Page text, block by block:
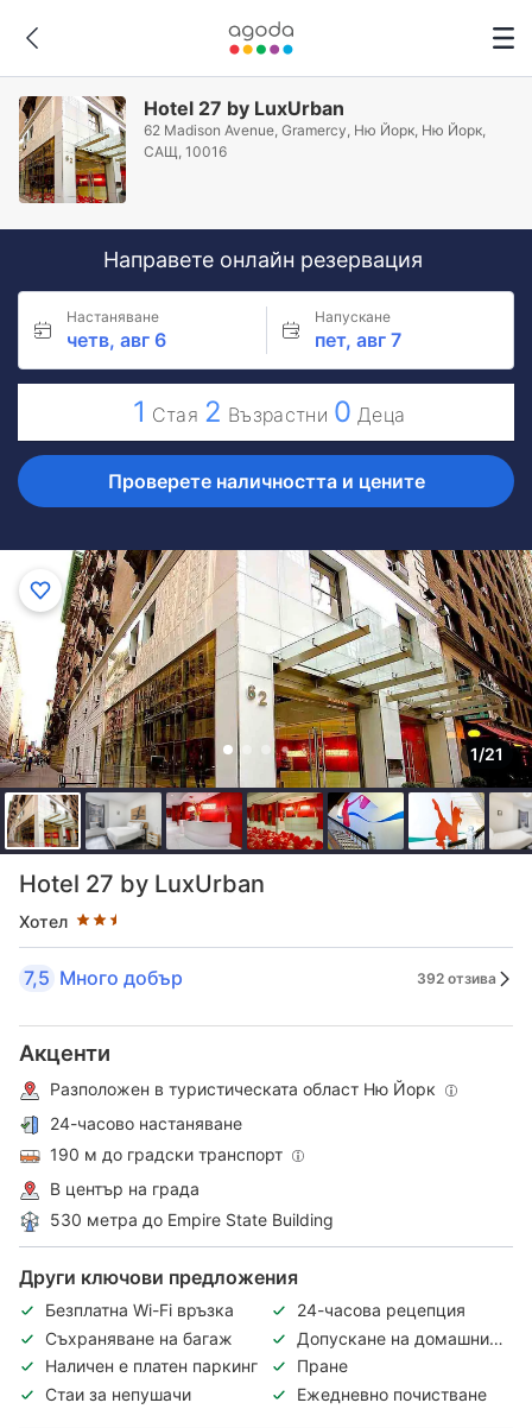
Hotel 27 by LuxUrban
62 Madison Avenue, Gramercy, Ню Йорк, Ню Йорк,
САЩ, 10016
Направете онлайн резервация
Настаняване
четв, авг 6
Напускане
пет, авг 7
1 Стая 2 Възрастни 0 Деца
Проверете наличността и цените
1/21
Hotel 27 by LuxUrban
Хотел
Оценка в звезди: 2.5 звезди
7,5 Много добър 392 отзива
Акценти
Разположен в туристическата област Ню Йорк
24-часово настаняване
190 м до градски транспорт
В център на града
530 метра до Empire State Building
Други ключови предложения
Безплатна Wi-Fi връзка
24-часова рецепция
Съхраняване на багаж
Допускане на домашни
любимци
Наличен е платен паркинг
Пране
Стаи за непушачи
Ежедневно почистване